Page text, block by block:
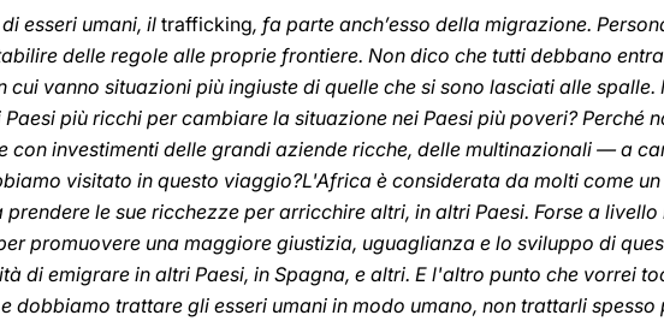
esseri umani, il trafficking, fa parte anch’esso della migrazione.
delle regole alle proprie frontiere. Non dico che tutti debbano
cui vanno situazioni più ingiuste di quelle che si sono lasciati alle
più ricchi per cambiare la situazione nei Paesi più poveri? Perché
con investimenti delle grandi aziende ricche, delle multinazionali — a
visitato in questo viaggio?L'Africa è considerata da molti come
prendere le sue ricchezze per arricchire altri, in altri Paesi. Forse a
promuovere una maggiore giustizia, uguaglianza e lo sviluppo di
di emigrare in altri Paesi, in Spagna, e altri. E l'altro punto che vorrei
dobbiamo trattare gli esseri umani in modo umano, non trattarli